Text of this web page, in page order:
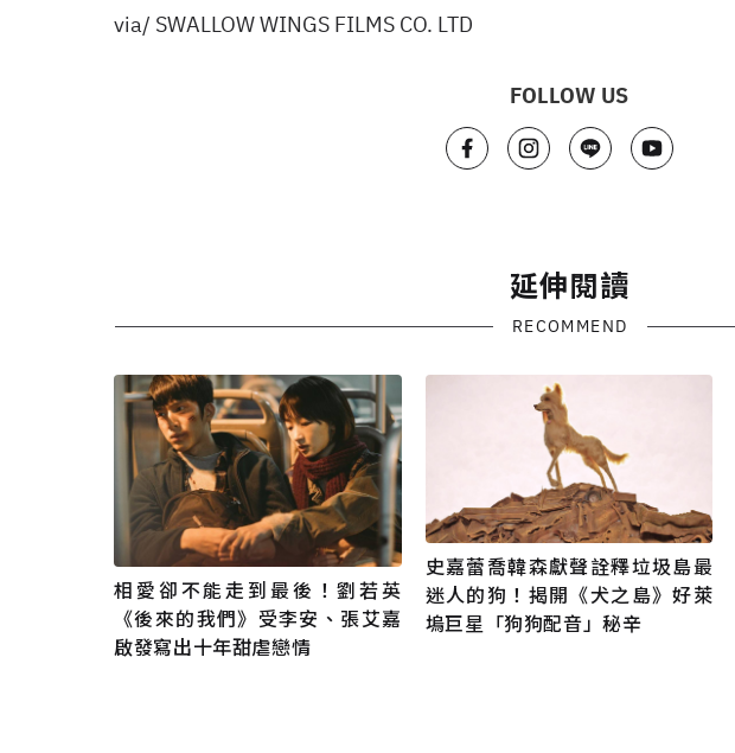
via/ SWALLOW WINGS FILMS CO. LTD
FOLLOW US
延伸閱讀
RECOMMEND
相愛卻不能走到最後！劉若英
《後來的我們》受李安、張艾嘉
啟發寫出十年甜虐戀情
史嘉蕾喬韓森獻聲詮釋垃圾島最
迷人的狗！揭開《犬之島》好萊
塢巨星「狗狗配音」秘辛